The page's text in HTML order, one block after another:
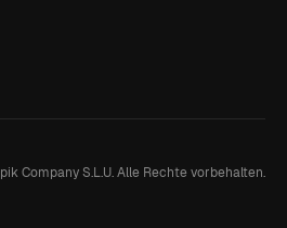
Company S.L.U. Alle Rechte vorbehalten.